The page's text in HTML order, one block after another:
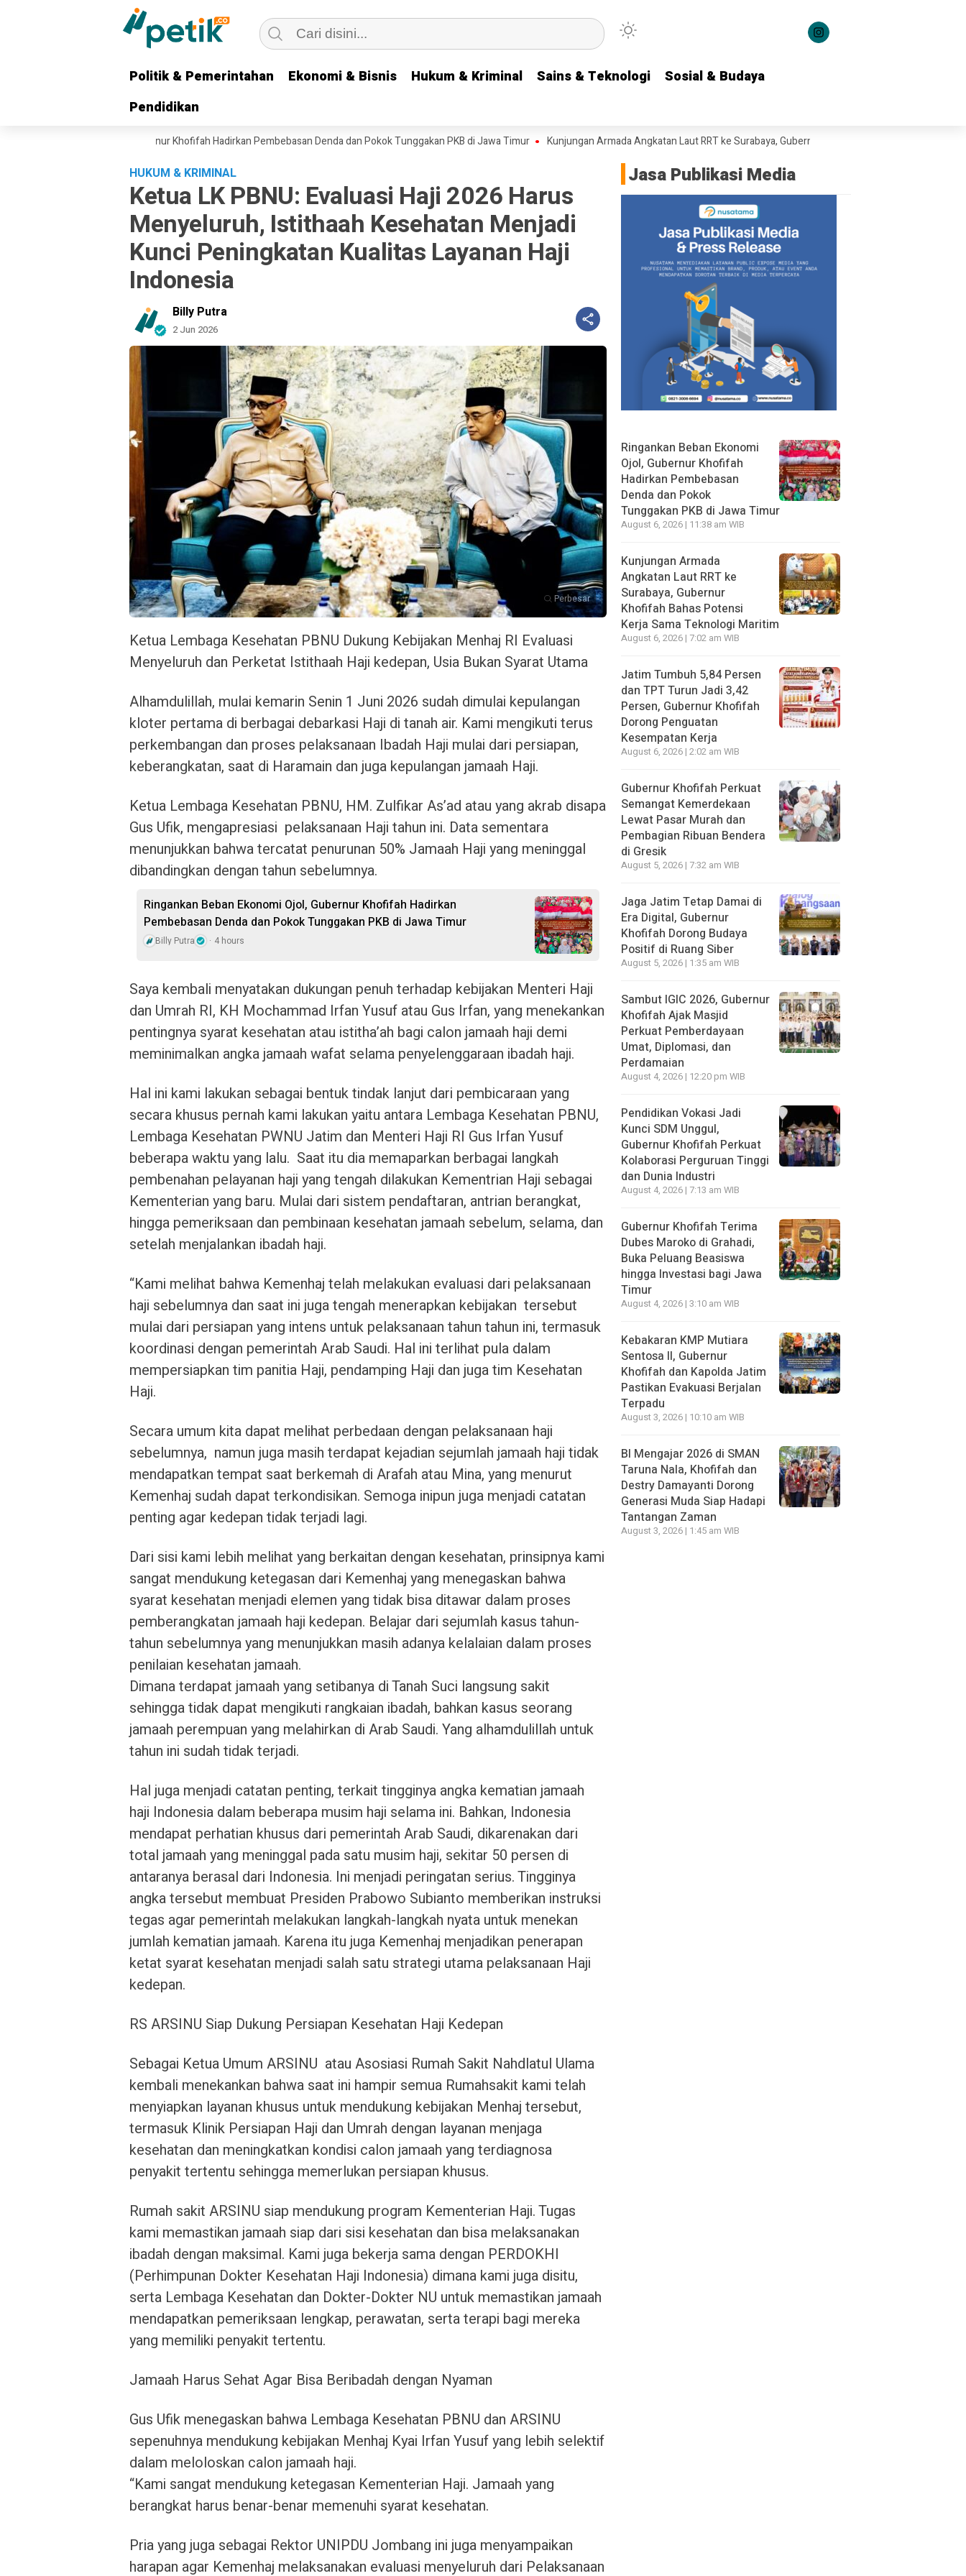
Politik & Pemerintahan Ekonomi & Bisnis Hukum & Kriminal Sains & Teknologi
Sosial & Budaya
Pendidikan
Politik & Pemerintahan Ekonomi & Bisnis Hukum & Kriminal Sains & Teknologi
Sosial & Budaya
Pendidikan
Ekonomi Ojol, Gubernur Khofifah Hadirkan Pembebasan Denda dan Pokok Tunggakan PKB di Jawa Timur Kunjungan Armada Angkatan Laut RRT ke Surabaya, Gubernur Khofifah Bahas Potensi Kerja Sama
HUKUM & KRIMINAL
Ketua LK PBNU: Evaluasi Haji 2026 Harus
Menyeluruh, Istithaah Kesehatan Menjadi
Kunci Peningkatan Kualitas Layanan Haji
Indonesia
Billy Putra
2 Jun 2026
Perbesar
Ketua Lembaga Kesehatan PBNU Dukung Kebijakan Menhaj RI Evaluasi
Menyeluruh dan Perketat Istithaah Haji kedepan, Usia Bukan Syarat Utama
Alhamdulillah, mulai kemarin Senin 1 Juni 2026 sudah dimulai kepulangan
kloter pertama di berbagai debarkasi Haji di tanah air. Kami mengikuti terus
perkembangan dan proses pelaksanaan Ibadah Haji mulai dari persiapan,
keberangkatan, saat di Haramain dan juga kepulangan jamaah Haji.
Ketua Lembaga Kesehatan PBNU, HM. Zulfikar As’ad atau yang akrab disapa
Gus Ufik, mengapresiasi pelaksanaan Haji tahun ini. Data sementara
menunjukkan bahwa tercatat penurunan 50% Jamaah Haji yang meninggal
dibandingkan dengan tahun sebelumnya.
Ringankan Beban Ekonomi Ojol, Gubernur Khofifah Hadirkan
Pembebasan Denda dan Pokok Tunggakan PKB di Jawa Timur
Billy Putra 4 hours
Saya kembali menyatakan dukungan penuh terhadap kebijakan Menteri Haji
dan Umrah RI, KH Mochammad Irfan Yusuf atau Gus Irfan, yang menekankan
pentingnya syarat kesehatan atau istitha’ah bagi calon jamaah haji demi
meminimalkan angka jamaah wafat selama penyelenggaraan ibadah haji.
Hal ini kami lakukan sebagai bentuk tindak lanjut dari pembicaraan yang
secara khusus pernah kami lakukan yaitu antara Lembaga Kesehatan PBNU,
Lembaga Kesehatan PWNU Jatim dan Menteri Haji RI Gus Irfan Yusuf
beberapa waktu yang lalu. Saat itu dia memaparkan berbagai langkah
pembenahan pelayanan haji yang tengah dilakukan Kementrian Haji sebagai
Kementerian yang baru. Mulai dari sistem pendaftaran, antrian berangkat,
hingga pemeriksaan dan pembinaan kesehatan jamaah sebelum, selama, dan
setelah menjalankan ibadah haji.
“Kami melihat bahwa Kemenhaj telah melakukan evaluasi dari pelaksanaan
haji sebelumnya dan saat ini juga tengah menerapkan kebijakan tersebut
mulai dari persiapan yang intens untuk pelaksanaan tahun tahun ini, termasuk
koordinasi dengan pemerintah Arab Saudi. Hal ini terlihat pula dalam
mempersiapkan tim panitia Haji, pendamping Haji dan juga tim Kesehatan
Haji.
Secara umum kita dapat melihat perbedaan dengan pelaksanaan haji
sebelumnya, namun juga masih terdapat kejadian sejumlah jamaah haji tidak
mendapatkan tempat saat berkemah di Arafah atau Mina, yang menurut
Kemenhaj sudah dapat terkondisikan. Semoga inipun juga menjadi catatan
penting agar kedepan tidak terjadi lagi.
Dari sisi kami lebih melihat yang berkaitan dengan kesehatan, prinsipnya kami
sangat mendukung ketegasan dari Kemenhaj yang menegaskan bahwa
syarat kesehatan menjadi elemen yang tidak bisa ditawar dalam proses
pemberangkatan jamaah haji kedepan. Belajar dari sejumlah kasus tahun-
tahun sebelumnya yang menunjukkan masih adanya kelalaian dalam proses
penilaian kesehatan jamaah.
Dimana terdapat jamaah yang setibanya di Tanah Suci langsung sakit
sehingga tidak dapat mengikuti rangkaian ibadah, bahkan kasus seorang
jamaah perempuan yang melahirkan di Arab Saudi. Yang alhamdulillah untuk
tahun ini sudah tidak terjadi.
Hal juga menjadi catatan penting, terkait tingginya angka kematian jamaah
haji Indonesia dalam beberapa musim haji selama ini. Bahkan, Indonesia
mendapat perhatian khusus dari pemerintah Arab Saudi, dikarenakan dari
total jamaah yang meninggal pada satu musim haji, sekitar 50 persen di
antaranya berasal dari Indonesia. Ini menjadi peringatan serius. Tingginya
angka tersebut membuat Presiden Prabowo Subianto memberikan instruksi
tegas agar pemerintah melakukan langkah-langkah nyata untuk menekan
jumlah kematian jamaah. Karena itu juga Kemenhaj menjadikan penerapan
ketat syarat kesehatan menjadi salah satu strategi utama pelaksanaan Haji
kedepan.
RS ARSINU Siap Dukung Persiapan Kesehatan Haji Kedepan
Sebagai Ketua Umum ARSINU atau Asosiasi Rumah Sakit Nahdlatul Ulama
kembali menekankan bahwa saat ini hampir semua Rumahsakit kami telah
menyiapkan layanan khusus untuk mendukung kebijakan Menhaj tersebut,
termasuk Klinik Persiapan Haji dan Umrah dengan layanan menjaga
kesehatan dan meningkatkan kondisi calon jamaah yang terdiagnosa
penyakit tertentu sehingga memerlukan persiapan khusus.
Rumah sakit ARSINU siap mendukung program Kementerian Haji. Tugas
kami memastikan jamaah siap dari sisi kesehatan dan bisa melaksanakan
ibadah dengan maksimal. Kami juga bekerja sama dengan PERDOKHI
(Perhimpunan Dokter Kesehatan Haji Indonesia) dimana kami juga disitu,
serta Lembaga Kesehatan dan Dokter-Dokter NU untuk memastikan jamaah
mendapatkan pemeriksaan lengkap, perawatan, serta terapi bagi mereka
yang memiliki penyakit tertentu.
Jamaah Harus Sehat Agar Bisa Beribadah dengan Nyaman
Gus Ufik menegaskan bahwa Lembaga Kesehatan PBNU dan ARSINU
sepenuhnya mendukung kebijakan Menhaj Kyai Irfan Yusuf yang lebih selektif
dalam meloloskan calon jamaah haji.
“Kami sangat mendukung ketegasan Kementerian Haji. Jamaah yang
berangkat harus benar-benar memenuhi syarat kesehatan.
Pria yang juga sebagai Rektor UNIPDU Jombang ini juga menyampaikan
harapan agar Kemenhaj melaksanakan evaluasi menyeluruh dari Pelaksanaan
Jasa Publikasi Media
Ringankan Beban Ekonomi
Ojol, Gubernur Khofifah
Hadirkan Pembebasan
Denda dan Pokok
Tunggakan PKB di Jawa Timur
August 6, 2026 | 11:38 am WIB
Kunjungan Armada
Angkatan Laut RRT ke
Surabaya, Gubernur
Khofifah Bahas Potensi
Kerja Sama Teknologi Maritim
August 6, 2026 | 7:02 am WIB
Jatim Tumbuh 5,84 Persen
dan TPT Turun Jadi 3,42
Persen, Gubernur Khofifah
Dorong Penguatan
Kesempatan Kerja
August 6, 2026 | 2:02 am WIB
Gubernur Khofifah Perkuat
Semangat Kemerdekaan
Lewat Pasar Murah dan
Pembagian Ribuan Bendera
di Gresik
August 5, 2026 | 7:32 am WIB
Jaga Jatim Tetap Damai di
Era Digital, Gubernur
Khofifah Dorong Budaya
Positif di Ruang Siber
August 5, 2026 | 1:35 am WIB
Sambut IGIC 2026, Gubernur
Khofifah Ajak Masjid
Perkuat Pemberdayaan
Umat, Diplomasi, dan
Perdamaian
August 4, 2026 | 12:20 pm WIB
Pendidikan Vokasi Jadi
Kunci SDM Unggul,
Gubernur Khofifah Perkuat
Kolaborasi Perguruan Tinggi
dan Dunia Industri
August 4, 2026 | 7:13 am WIB
Gubernur Khofifah Terima
Dubes Maroko di Grahadi,
Buka Peluang Beasiswa
hingga Investasi bagi Jawa
Timur
August 4, 2026 | 3:10 am WIB
Kebakaran KMP Mutiara
Sentosa II, Gubernur
Khofifah dan Kapolda Jatim
Pastikan Evakuasi Berjalan
Terpadu
August 3, 2026 | 10:10 am WIB
BI Mengajar 2026 di SMAN
Taruna Nala, Khofifah dan
Destry Damayanti Dorong
Generasi Muda Siap Hadapi
Tantangan Zaman
August 3, 2026 | 1:45 am WIB